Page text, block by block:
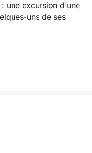
une excursion d'une
uns de ses
la côte dans une
parfaite pour
la découverte
villa et ses jardins
et captivant.